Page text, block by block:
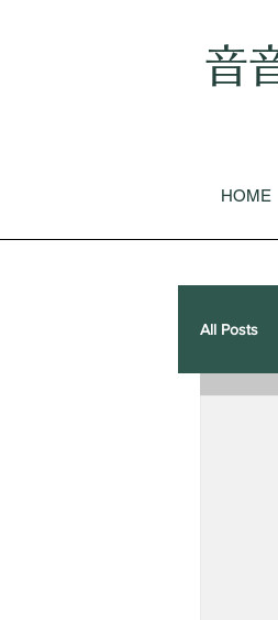
音
HOME
All Posts